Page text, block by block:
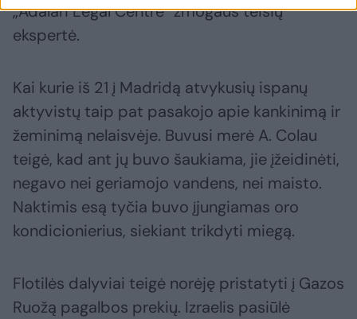
„Adalah Legal Centre“ žmogaus teisių
ekspertė.
Kai kurie iš 21 į Madridą atvykusių ispanų
aktyvistų taip pat pasakojo apie kankinimą ir
žeminimą nelaisvėje. Buvusi merė A. Colau
teigė, kad ant jų buvo šaukiama, jie įžeidinėti,
negavo nei geriamojo vandens, nei maisto.
Naktimis esą tyčia buvo įjungiamas oro
kondicionierius, siekiant trikdyti miegą.
Flotilės dalyviai teigė norėję pristatyti į Gazos
Ruožą pagalbos prekių. Izraelis pasiūlė